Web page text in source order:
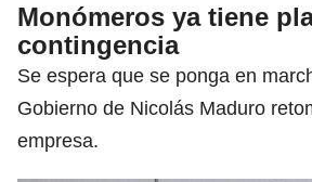
Monómeros ya tiene
contingencia
Se espera que se ponga en
Gobierno de Nicolás Maduro
empresa.